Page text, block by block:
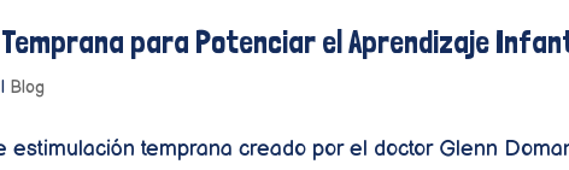
para Potenciar el Aprendizaje
| Blog
temprana creado por el doctor Glenn